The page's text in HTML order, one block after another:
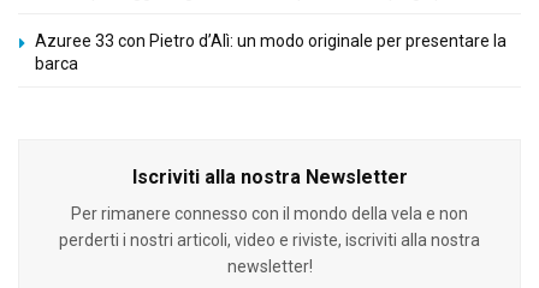
Azuree 33 con Pietro d’Alì: un modo originale per presentare la
barca
Iscriviti alla nostra Newsletter
Per rimanere connesso con il mondo della vela e non
perderti i nostri articoli, video e riviste, iscriviti alla nostra
newsletter!